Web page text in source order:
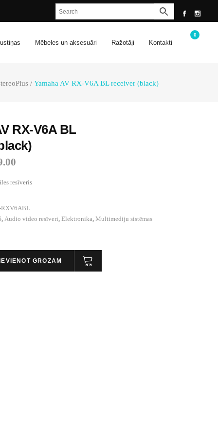
Mēbeles un aksesuāri Ražotāji Kontakti
0
/ Yamaha AV RX-V6A BL receiver (black)
RX-V6A BL
resīveris
RXV6ABL
, Audio video resīveri, Elektronika, Multimediju sistēmas
GROZAM